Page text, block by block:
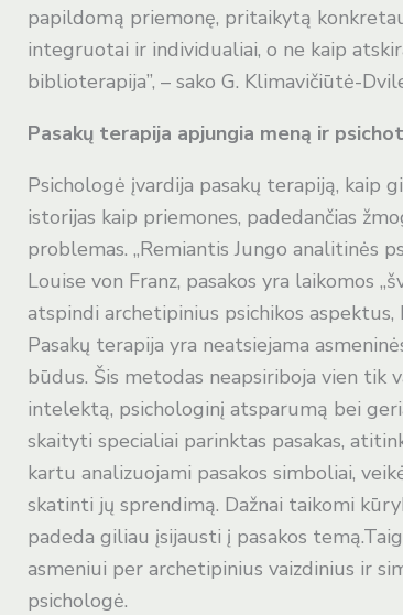
papildomą priemonę, pritaikytą
integruotai ir individualiai, o ne kaip
biblioterapija”, – sako G. Klimavičiūtė-
Pasakų terapija apjungia meną ir
Psichologė įvardija pasakų terapiją, kaip
istorijas kaip priemones, padedančias
problemas. „Remiantis Jungo analitinės
Louise von Franz, pasakos yra laikomos
atspindi archetipinius psichikos
Pasakų terapija yra neatsiejama
būdus. Šis metodas neapsiriboja vien tik
intelektą, psichologinį atsparumą bei
skaityti specialiai parinktas pasakas,
kartu analizuojami pasakos simboliai,
skatinti jų sprendimą. Dažnai taikomi
padeda giliau įsijausti į pasakos
asmeniui per archetipinius vaizdinius ir
psichologė.